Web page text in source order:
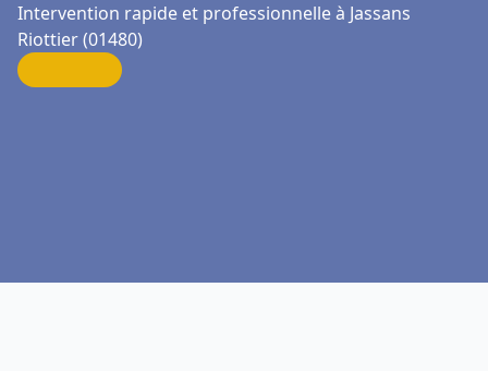
Intervention rapide et professionnelle à Jassans
Riottier (01480)